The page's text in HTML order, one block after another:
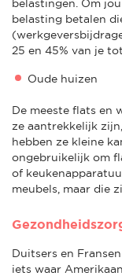
belastingen. Om
belasting betalen
25 en 45% van je
Oude huizen
De meeste flats en
ze aantrekkelijk
hebben ze kleine
ongebruikelijk om
of
meubels, maar die
Duitsers en
iets waar